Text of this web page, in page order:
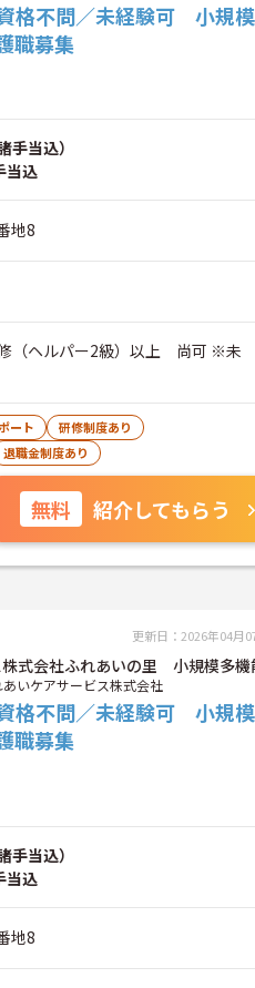
資格不問／未経験可 小規模
職募集
手当込）
当込
地8
（ヘルパー2級）以上 尚可 ※未
ート
研修制度あり
退職金制度あり
無料 紹介してもらう
更新日：2026年04月
株式会社ふれあいの里 小規模多機
あいケアサービス株式会社
資格不問／未経験可 小規模
職募集
手当込）
当込
地8